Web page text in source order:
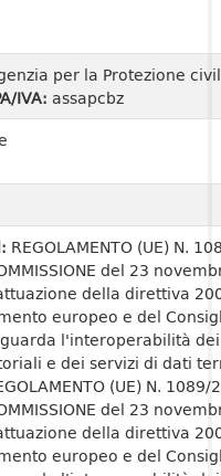
per la Protezione
IVA: assapcbz
REGOLAMENTO (UE) N.
del 23
della direttiva
europeo e del
l'interoperabilità
e dei servizi di dati
(UE) N. 1089/
del 23
della direttiva
europeo e del